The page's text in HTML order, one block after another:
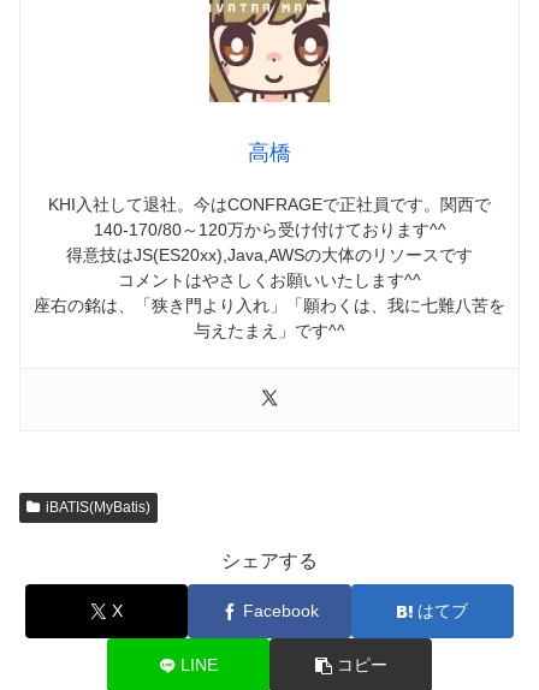
高橋
KHI入社して退社。今はCONFRAGEで正社員です。関西で
140-170/80～120万から受け付けております^^
得意技はJS(ES20xx),Java,AWSの大体のリソースです
コメントはやさしくお願いいたします^^
座右の銘は、「狭き門より入れ」「願わくは、我に七難八苦を
与えたまえ」です^^
iBATIS(MyBatis)
シェアする
X Facebook はてブ
LINE コピー